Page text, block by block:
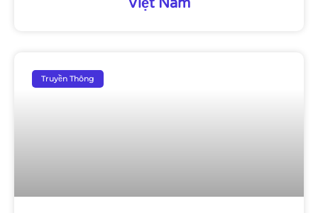
Việt Nam
Truyền Thông